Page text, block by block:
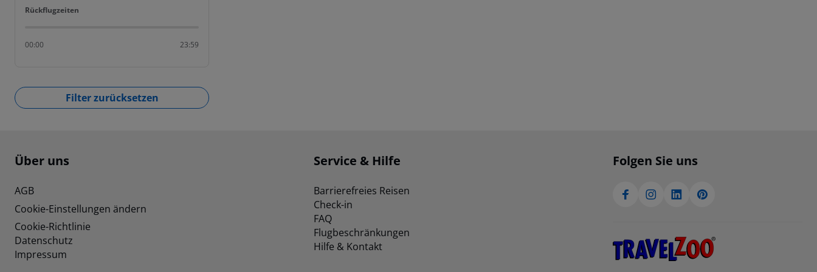
Rückflugzeiten
Rückflugzeiten
00:00 23:59
Filter zurücksetzen
Footer navigation
Über uns
AGB
Cookie-Einstellungen ändern
Cookie-Richtlinie
Datenschutz
Impressum
Service & Hilfe
Barrierefreies Reisen
Check-in
FAQ
Flugbeschränkungen
Hilfe & Kontakt
Folgen Sie uns